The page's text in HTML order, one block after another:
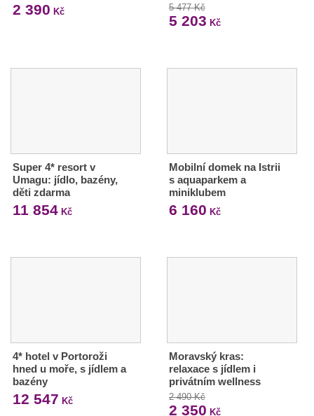
2 390 Kč 5 477 Kč
5 203 Kč
Super 4* resort v
Umagu: jídlo, bazény,
děti zdarma
11 854 Kč
Mobilní domek na Istrii
s aquaparkem a
miniklubem
6 160 Kč
4* hotel v Portoroži
hned u moře, s jídlem a
bazény
12 547 Kč
Moravský kras:
relaxace s jídlem i
privátním wellness
2 490 Kč
2 350 Kč